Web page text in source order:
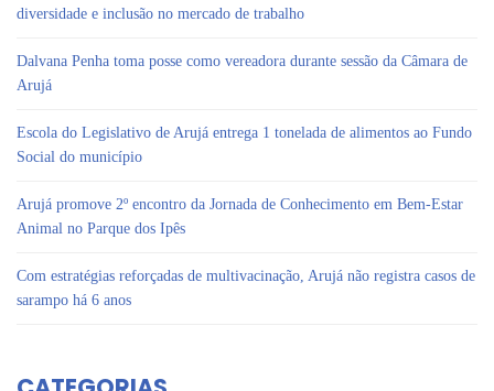
diversidade e inclusão no mercado de trabalho
Dalvana Penha toma posse como vereadora durante sessão da Câmara de
Arujá
Escola do Legislativo de Arujá entrega 1 tonelada de alimentos ao Fundo
Social do município
Arujá promove 2º encontro da Jornada de Conhecimento em Bem-Estar
Animal no Parque dos Ipês
Com estratégias reforçadas de multivacinação, Arujá não registra casos de
sarampo há 6 anos